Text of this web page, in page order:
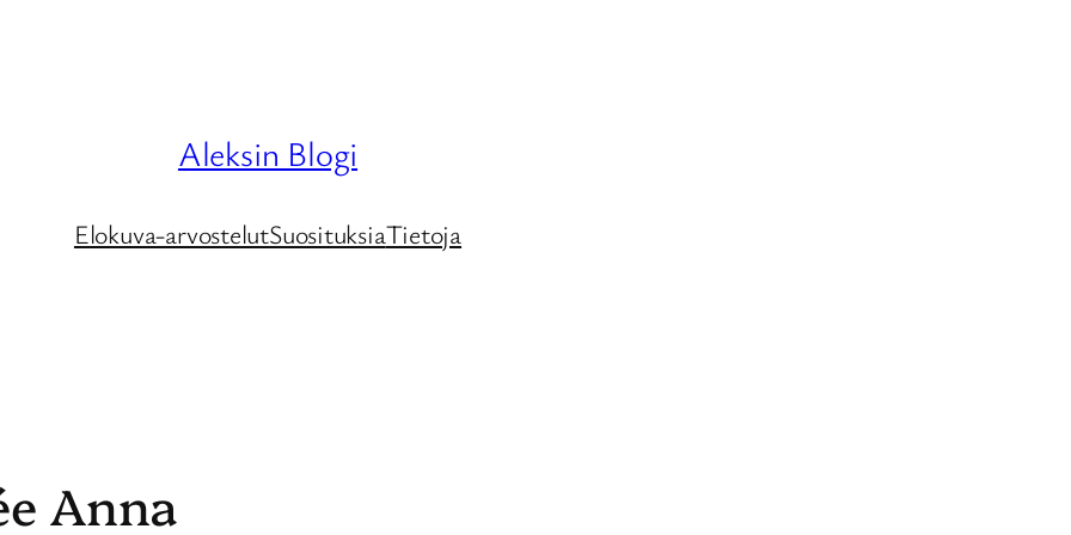
Aleksin Blogi
Elokuva-arvostelutSuosituksiaTietoja
Anna